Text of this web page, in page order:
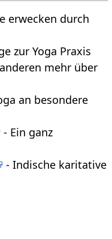
erwecken durch
zur Yoga Praxis
mehr über
an besondere
- Ein ganz
- Indische karitative